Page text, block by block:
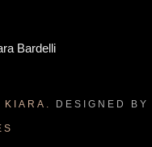
Bardelli
KIARA. DESIGNED BY